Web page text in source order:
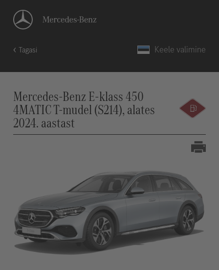
Tagasi Keele valimine
Mercedes-Benz E-klass 450
4MATIC T-mudel (S214), alates
2024. aastast